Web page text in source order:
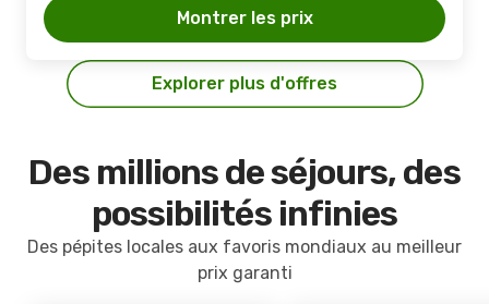
Montrer les prix
Explorer plus d'offres
Des millions de séjours, des
possibilités infinies
Des pépites locales aux favoris mondiaux au meilleur
prix garanti